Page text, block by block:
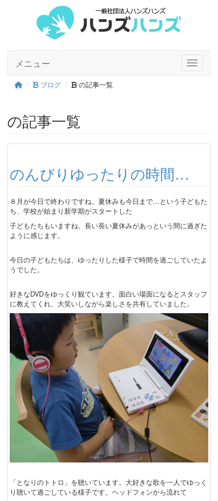
Toggle
メニュー
ブログ の記事一覧
の記事一覧
のんびりゆったりの時間…
８月が今日で終わりですね。夏休みも今日まで…という子どもた
ち、学校が始まり新学期がスタートした
子どもたちもいますね。長い長い夏休みがあっという間に過ぎた
ように感じます。
今日の子どもたちは、ゆったりした様子で時間を過ごしていたよ
うでした。
好きなDVDをゆっくり観ています。面白い場面になるとスタッフ
に教えてくれ、大笑いしながら楽しさを共有していました。
「となりのトトロ」を聴いています。大好きな歌を一人でゆっく
り聴いて過ごしている様子です。ヘッドフォンから流れて